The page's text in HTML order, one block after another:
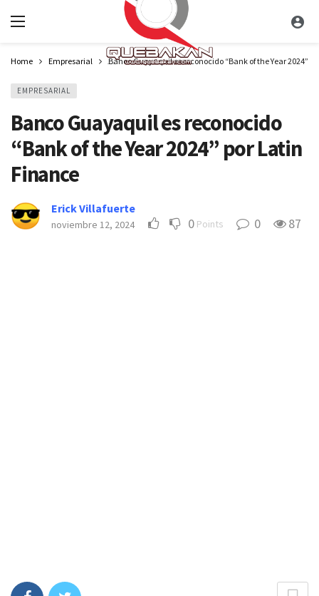
Home Empresarial Banco Guayaquil es reconocido “Bank of the Year 2024”
EMPRESARIAL
Banco Guayaquil es reconocido
“Bank of the Year 2024” por Latin
Finance
Erick Villafuerte
noviembre 12, 2024 0 Points 0 87